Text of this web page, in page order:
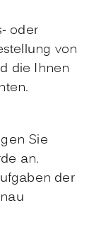
oder
von
die Ihnen
Sie
an.
der